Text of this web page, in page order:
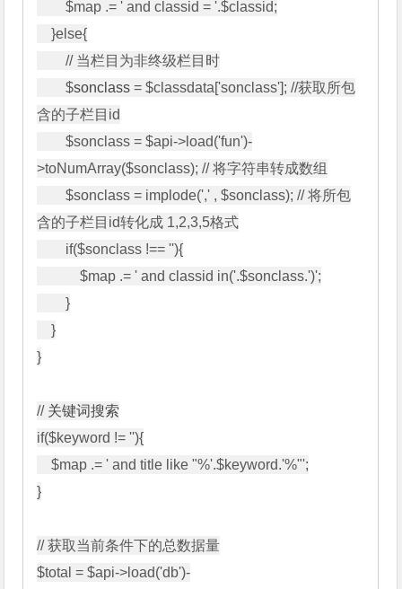
        $map .= ' and classid = '.$classid;
    }else{
        // 当栏目为非终级栏目时
        $
sonclass = $classdata['sonclass']; //获取所包
含的子栏目id
        $sonclass = $api->load('fun')-
>toNumArray($sonclass); // 将字符串转成数组
        $sonclass = implode(',' , $sonclass); // 将所包
含的子栏目id转化成 1,2,3,5格式
            $map .= ' and classid in('.$sonclass.')';
        }
    }
}
// 关键词搜索
if($keyword != ''){
    $map .= ' and title like "%'.$keyword.'%"';
}
// 获取当前条件下的总数据量
$total = $api->load('db')-